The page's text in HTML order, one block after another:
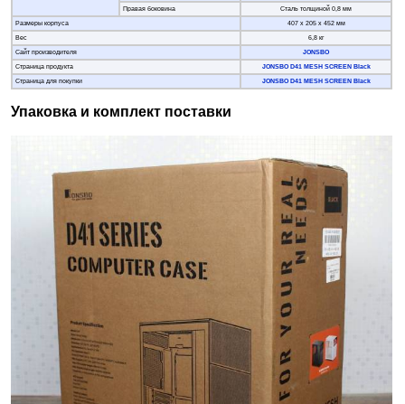
Правая боковина
Сталь толщиной 0,8 мм
Размеры корпуса
407 х 205 х 452 мм
Вес
6,8 кг
Сайт производителя
JONSBO
Страница продукта
JONSBO D41 MESH SCREEN Black
Страница для покупки
JONSBO D41 MESH SCREEN Black
Упаковка и комплект поставки